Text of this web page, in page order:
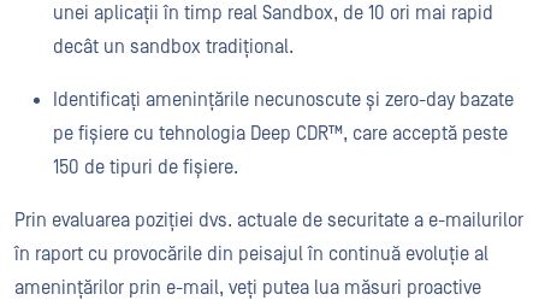
unei aplicații în timp real Sandbox, de 10 ori mai rapid
decât un sandbox tradițional.
Identificați amenințările necunoscute și zero-day bazate
pe fișiere cu tehnologia Deep CDR™, care acceptă peste
150 de tipuri de fișiere.
Prin evaluarea poziției dvs. actuale de securitate a e-mailurilor
în raport cu provocările din peisajul în continuă evoluție al
amenințărilor prin e-mail, veți putea lua măsuri proactive